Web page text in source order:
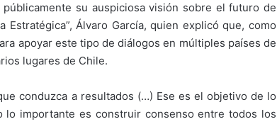
su auspiciosa visión sobre el futuro de
Álvaro García, quien explicó que, como
apoyar este tipo de diálogos en múltiples países de
lugares de Chile.
conduzca a resultados (…) Ese es el objetivo de lo
lo importante es construir consenso entre todos los